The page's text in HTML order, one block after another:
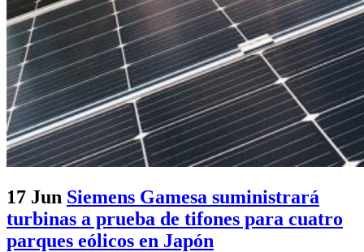
17 Jun Siemens Gamesa suministrará
turbinas a prueba de tifones para cuatro
parques eólicos en Japón